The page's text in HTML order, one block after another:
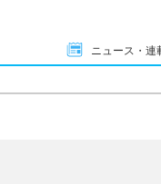
ニュース・連